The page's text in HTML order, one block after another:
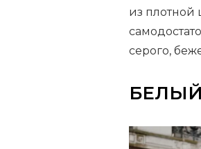
из плотной
серого,
БЕЛЫЙ